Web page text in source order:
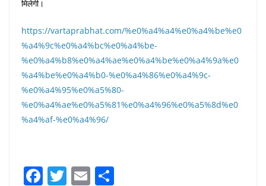
मिलेगी।
https://vartaprabhat.com/%e0%a4%a4%e0%a4%be%e0
%a4%9c%e0%a4%bc%e0%a4%be-
%e0%a4%b8%e0%a4%ae%e0%a4%be%e0%a4%9a%e0
%a4%be%e0%a4%b0-%e0%a4%86%e0%a4%9c-
%e0%a4%95%e0%a5%80-
%e0%a4%ae%e0%a5%81%e0%a4%96%e0%a5%8d%e0
%a4%af-%e0%a4%96/
F T E